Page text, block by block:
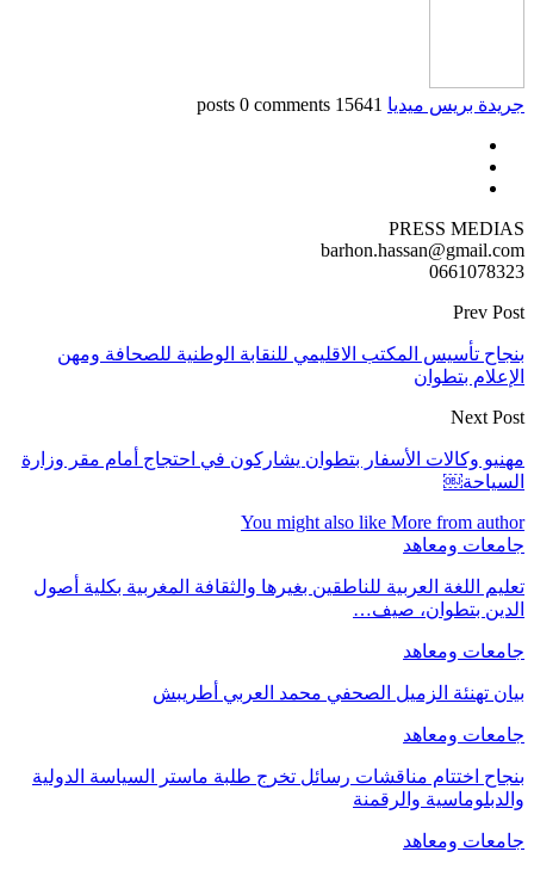
جريدة بريس ميديا 15641 posts
0 comments
PRESS MEDIAS
barhon.hassan@gmail.com
0661078323
Prev Post
بنجاح تأسيس المكتب الاقليمي للنقابة الوطنية للصحافة ومهن
الإعلام بتطوان
Next Post
مهنيو وكالات الأسفار بتطوان يشاركون في احتجاج أمام مقر وزارة
السياحة￼
You might also like More from author
جامعات ومعاهد
تعليم اللغة العربية للناطقين بغيرها والثقافة المغربية بكلية أصول
الدين بتطوان، صيف…
جامعات ومعاهد
بيان تهنئة الزميل الصحفي محمد العربي أطريبش
جامعات ومعاهد
بنجاح اختتام مناقشات رسائل تخرج طلبة ماستر السياسة الدولية
والدبلوماسية والرقمنة
جامعات ومعاهد